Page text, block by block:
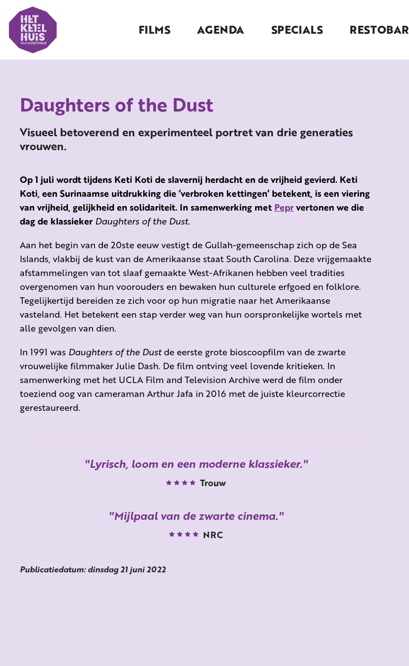
FILMS AGENDA SPECIALS RESTOBAR
Daughters of the Dust
Visueel betoverend en experimenteel portret van drie generaties
vrouwen.
Op 1 juli wordt tijdens Keti Koti de slavernij herdacht en de vrijheid gevierd. Keti
Koti, een Surinaamse uitdrukking die ‘verbroken kettingen’ betekent, is een viering
van vrijheid, gelijkheid en solidariteit. In samenwerking met Peprvertonen we die
dag de klassieker Daughters of the Dust.
Aan het begin van de 20ste eeuw vestigt de Gullah-gemeenschap zich op de Sea
Islands, vlakbij de kust van de Amerikaanse staat South Carolina. Deze vrijgemaakte
afstammelingen van tot slaaf gemaakte West-Afrikanen hebben veel tradities
overgenomen van hun voorouders en bewaken hun culturele erfgoed en folklore.
Tegelijkertijd bereiden ze zich voor op hun migratie naar het Amerikaanse
vasteland. Het betekent een stap verder weg van hun oorspronkelijke wortels met
alle gevolgen van dien.
In 1991 was Daughters of the Dustde eerste grote bioscoopfilm van de zwarte
vrouwelijke filmmaker Julie Dash. De film ontving veel lovende kritieken. In
samenwerking met het UCLA Film and Television Archive werd de film onder
toeziend oog van cameraman Arthur Jafa in 2016 met de juiste kleurcorrectie
gerestaureerd.
Lyrisch, loom en een moderne klassieker.
Trouw
Mijlpaal van de zwarte cinema.
NRC
Publicatiedatum: dinsdag 21 juni 2022